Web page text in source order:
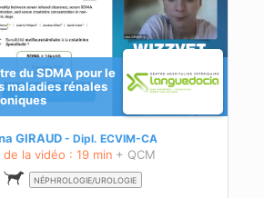
du SDMA pour le
maladies rénales
GIRAUD Dipl. ECVIM-CA
de la vidéo : 19 min + QCM
NÉPHROLOGIE/UROLOGIE